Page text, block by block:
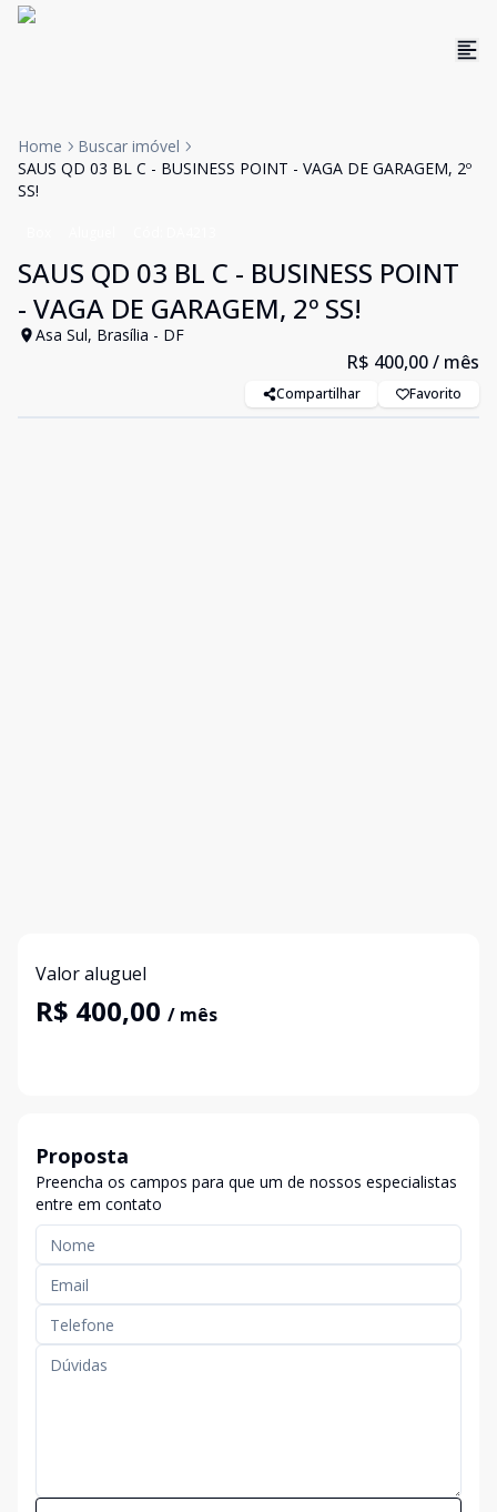
Home
Buscar imóvel
SAUS QD 03 BL C - BUSINESS POINT - VAGA DE GARAGEM, 2º
SS!
SAUS QD 03 BL C - BUSINESS POINT
- VAGA DE GARAGEM, 2º SS!
Asa Sul, Brasília - DF
R$ 400,00/ mês
Compartilhar Favorito
Valor aluguel
R$ 400,00 / mês
Proposta
Preencha os campos para que um de nossos especialistas
entre em contato